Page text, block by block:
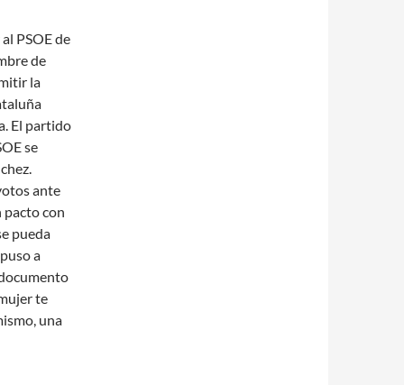
PSOE de
de
la
El partido
se
ante
pacto con
pueda
a
te
una